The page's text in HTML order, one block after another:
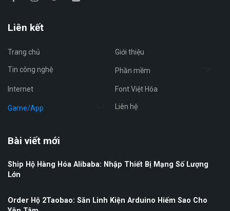
Liên kết
Trang chủ Giới thiệu
Tin công nghệ Phần mềm
Internet Font Việt Hóa
Game/App Liên hệ
Bài viết mới
Ship Hộ Hàng Hóa Alibaba: Nhập Thiết Bị Mạng Số Lượng
Lớn
Order Hộ 2Taobao: Săn Linh Kiện Arduino Hiếm Sao Cho